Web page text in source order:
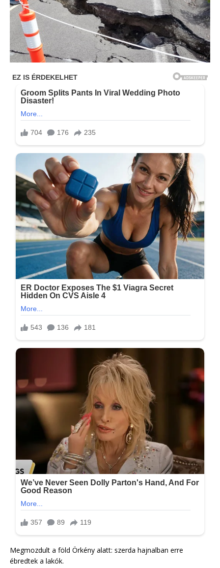
Megmozdult a föld Örkény alatt: szerda hajnalban erre
ébredtek a lakók.